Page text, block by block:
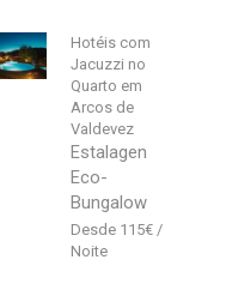
Hotéis com
Jacuzzi no
Quarto em
Arcos de
Valdevez
Estalagen
Eco-
Bungalow
115€